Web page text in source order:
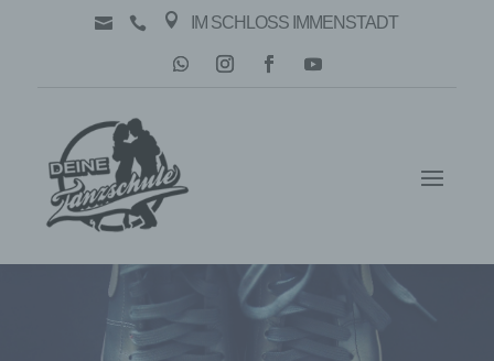
   IM SCHLOSS IMMENSTADT